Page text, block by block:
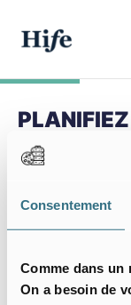
Consentement
Comme dans un
On a besoin de